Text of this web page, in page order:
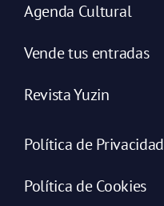
Agenda Cultural
Vende tus entradas
Revista Yuzin
Política de Privacidad
Política de Cookies